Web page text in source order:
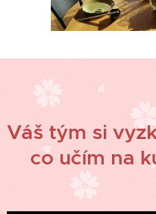
Váš tým si
co učím na